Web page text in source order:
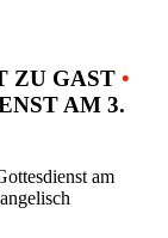
ZU GAST •
AM 3.
am